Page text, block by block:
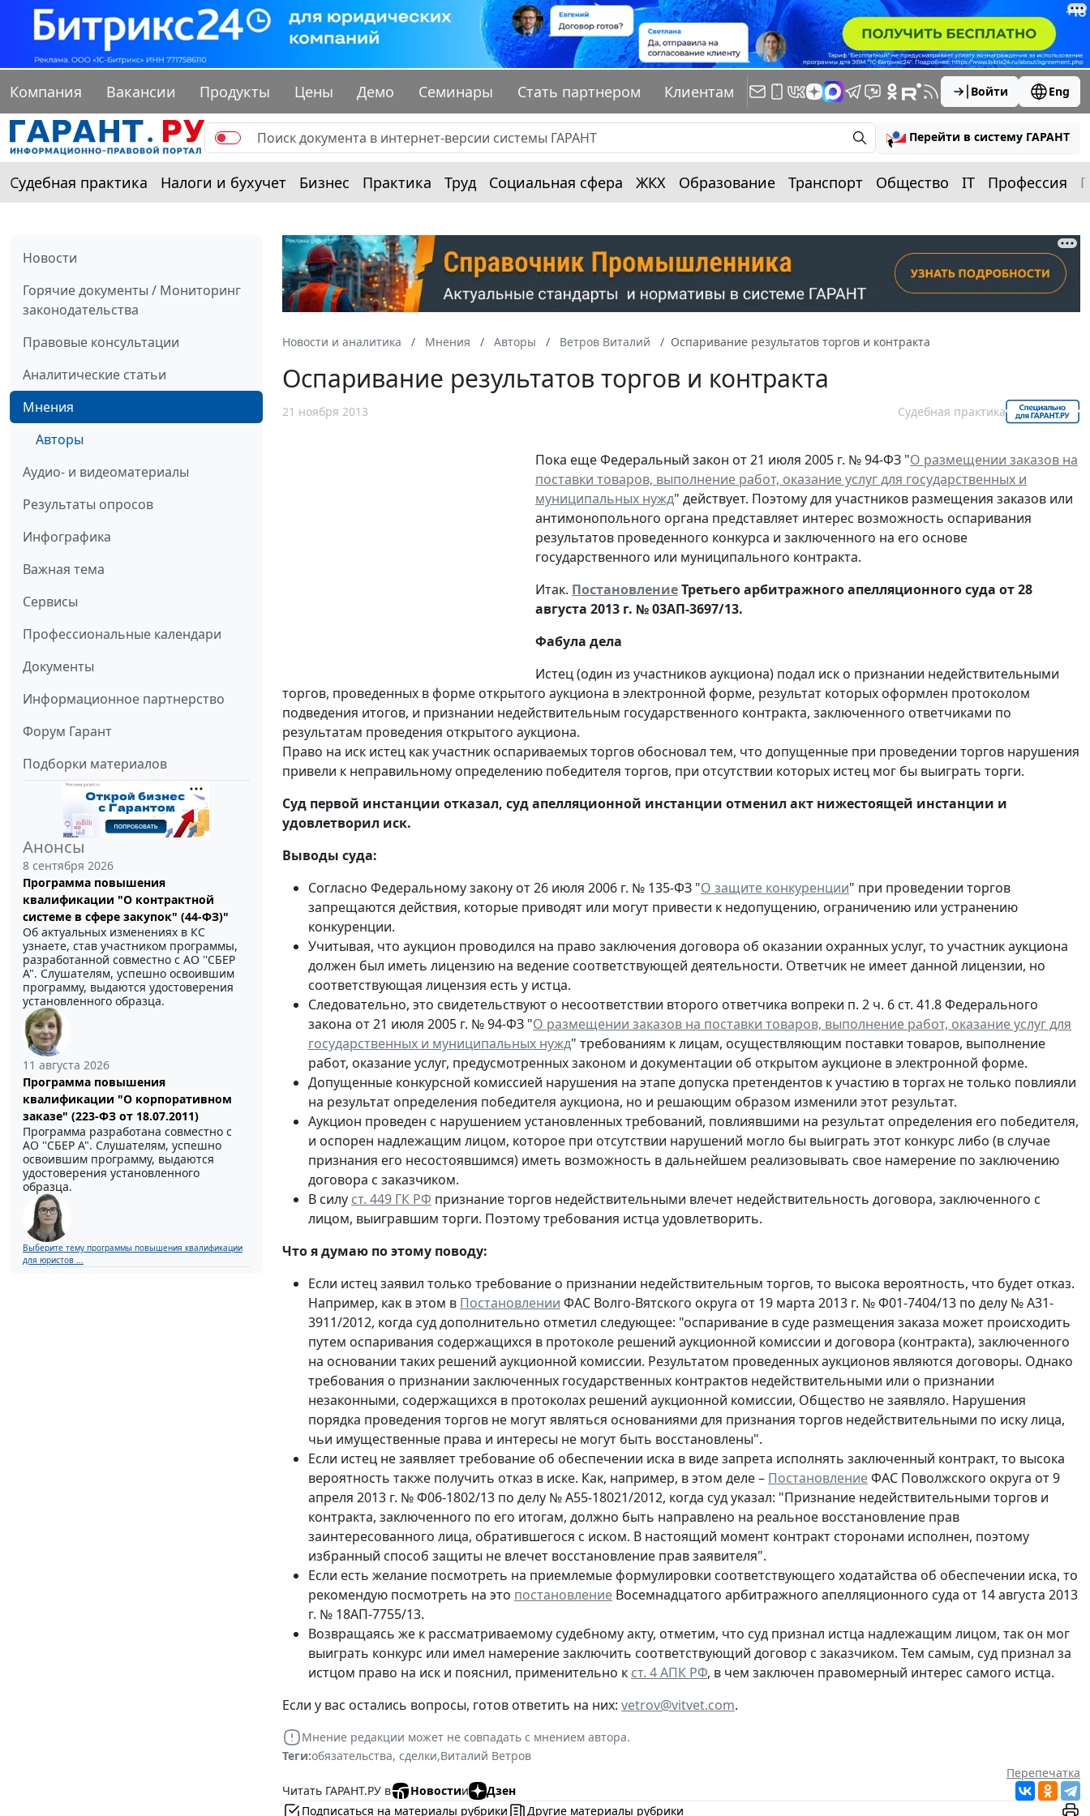
Компания Вакансии Продукты Цены Демо Семинары Стать партнером Клиентам Войти Eng
Перейти в систему ГАРАНТ
Судебная практика Налоги и бухучет Бизнес Практика Труд Социальная сфера ЖКХ Образование Транспорт Общество IT Профессия
Новости
Горячие документы / Мониторинг
законодательства
Правовые консультации
Аналитические статьи
Мнения
Авторы
Аудио- и видеоматериалы
Результаты опросов
Инфографика
Важная тема
Сервисы
Профессиональные календари
Документы
Информационное партнерство
Форум Гарант
Подборки материалов
Анонсы
8 сентября 2026
Программа повышения
квалификации "О контрактной
системе в сфере закупок" (44-ФЗ)"
Об актуальных изменениях в КС
узнаете, став участником программы,
разработанной совместно с АО ''СБЕР
А". Слушателям, успешно освоившим
программу, выдаются удостоверения
установленного образца.
11 августа 2026
Программа повышения
квалификации "О корпоративном
заказе" (223-ФЗ от 18.07.2011)
Программа разработана совместно с
АО ''СБЕР А". Слушателям, успешно
освоившим программу, выдаются
удостоверения установленного
образца.
Выберите тему программы повышения квалификации
для юристов ...
Новости и аналитика Мнения Авторы Ветров Виталий Оспаривание результатов торгов и контракта
Оспаривание результатов торгов и контракта
21 ноября 2013 Судебная практика
Пока еще Федеральный закон от 21 июля 2005 г. № 94-ФЗ "О размещении заказов на
поставки товаров, выполнение работ, оказание услуг для государственных и
муниципальных нужд" действует. Поэтому для участников размещения заказов или
антимонопольного органа представляет интерес возможность оспаривания
результатов проведенного конкурса и заключенного на его основе
государственного или муниципального контракта.
Итак. ПостановлениеТретьего арбитражного апелляционного суда от 28
августа 2013 г. № 03АП-3697/13.
Фабула дела
Истец (один из участников аукциона) подал иск о признании недействительными
торгов, проведенных в форме открытого аукциона в электронной форме, результат которых оформлен протоколом
подведения итогов, и признании недействительным государственного контракта, заключенного ответчиками по
результатам проведения открытого аукциона.
Право на иск истец как участник оспариваемых торгов обосновал тем, что допущенные при проведении торгов нарушения
привели к неправильному определению победителя торгов, при отсутствии которых истец мог бы выиграть торги.
Суд первой инстанции отказал, суд апелляционной инстанции отменил акт нижестоящей инстанции и
удовлетворил иск.
Выводы суда:
Согласно Федеральному закону от 26 июля 2006 г. № 135-ФЗ "О защите конкуренции" при проведении торгов
запрещаются действия, которые приводят или могут привести к недопущению, ограничению или устранению
конкуренции.
Учитывая, что аукцион проводился на право заключения договора об оказании охранных услуг, то участник аукциона
должен был иметь лицензию на ведение соответствующей деятельности. Ответчик не имеет данной лицензии, но
соответствующая лицензия есть у истца.
Следовательно, это свидетельствуют о несоответствии второго ответчика вопреки п. 2 ч. 6 ст. 41.8 Федерального
закона от 21 июля 2005 г. № 94-ФЗ "О размещении заказов на поставки товаров, выполнение работ, оказание услуг для
государственных и муниципальных нужд" требованиям к лицам, осуществляющим поставки товаров, выполнение
работ, оказание услуг, предусмотренных законом и документации об открытом аукционе в электронной форме.
Допущенные конкурсной комиссией нарушения на этапе допуска претендентов к участию в торгах не только повлияли
на результат определения победителя аукциона, но и решающим образом изменили этот результат.
Аукцион проведен с нарушением установленных требований, повлиявшими на результат определения его победителя,
и оспорен надлежащим лицом, которое при отсутствии нарушений могло бы выиграть этот конкурс либо (в случае
признания его несостоявшимся) иметь возможность в дальнейшем реализовывать свое намерение по заключению
договора с заказчиком.
В силу ст. 449 ГК РФ признание торгов недействительными влечет недействительность договора, заключенного с
лицом, выигравшим торги. Поэтому требования истца удовлетворить.
Что я думаю по этому поводу:
Если истец заявил только требование о признании недействительным торгов, то высока вероятность, что будет отказ.
Например, как в этом в Постановлении ФАС Волго-Вятского округа от 19 марта 2013 г. № Ф01-7404/13 по делу № А31-
3911/2012, когда суд дополнительно отметил следующее: "оспаривание в суде размещения заказа может происходить
путем оспаривания содержащихся в протоколе решений аукционной комиссии и договора (контракта), заключенного
на основании таких решений аукционной комиссии. Результатом проведенных аукционов являются договоры. Однако
требования о признании заключенных государственных контрактов недействительными или о признании
незаконными, содержащихся в протоколах решений аукционной комиссии, Общество не заявляло. Нарушения
порядка проведения торгов не могут являться основаниями для признания торгов недействительными по иску лица,
чьи имущественные права и интересы не могут быть восстановлены".
Если истец не заявляет требование об обеспечении иска в виде запрета исполнять заключенный контракт, то высока
вероятность также получить отказ в иске. Как, например, в этом деле – ПостановлениеФАС Поволжского округа от 9
апреля 2013 г. № Ф06-1802/13 по делу № А55-18021/2012, когда суд указал: "Признание недействительными торгов и
контракта, заключенного по его итогам, должно быть направлено на реальное восстановление прав
заинтересованного лица, обратившегося с иском. В настоящий момент контракт сторонами исполнен, поэтому
избранный способ защиты не влечет восстановление прав заявителя".
Если есть желание посмотреть на приемлемые формулировки соответствующего ходатайства об обеспечении иска, то
рекомендую посмотреть на это постановление Восемнадцатого арбитражного апелляционного суда от 14 августа 2013
г. № 18АП-7755/13.
Возвращаясь же к рассматриваемому судебному акту, отметим, что суд признал истца надлежащим лицом, так он мог
выиграть конкурс или имел намерение заключить соответствующий договор с заказчиком. Тем самым, суд признал за
истцом право на иск и пояснил, применительно к ст. 4 АПК РФ, в чем заключен правомерный интерес самого истца.
Если у вас остались вопросы, готов ответить на них: vetrov@vitvet.com.
Мнение редакции может не совпадать с мнением автора.
Теги:обязательства, сделки,Виталий Ветров
Перепечатка
Читать ГАРАНТ.РУ в
Новостии
Дзен
Подписаться на материалы рубрики
Другие материалы рубрики